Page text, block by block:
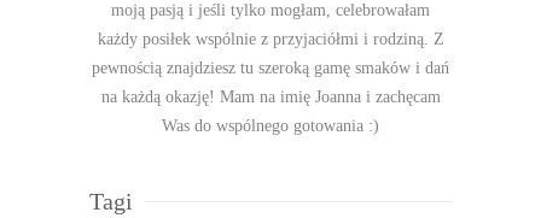
moją pasją i jeśli tylko mogłam, celebrowałam
każdy posiłek wspólnie z przyjaciółmi i rodziną. Z
pewnością znajdziesz tu szeroką gamę smaków i dań
na każdą okazję! Mam na imię Joanna i zachęcam
Was do wspólnego gotowania :)
Tagi